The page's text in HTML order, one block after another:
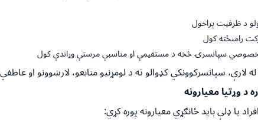
د ظرفیت پراخول
رامنځته کول
خصوصي سپانسرۍ څخه د مستقیمې او مناسبې مرستې وړاندې کول
له لارې، سپانسرکوونکي کډوالو ته د لومړنیو منابعو، لارښوونو او
د وړتیا معیارونه
یا ډلې باید ځانګړي معیارونه پوره کړي: